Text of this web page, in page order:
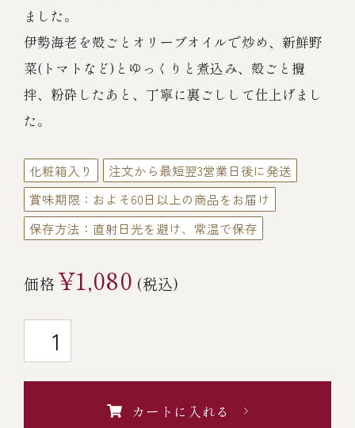
ギフト/贈り物
～￥2,999
￥3,000～￥4,999
￥5,000～￥9,999
￥10,000～￥14,999
￥15,000～￥19,999
ました。
伊勢海老を殻ごとオリーブオイルで炒め、新鮮野
菜(トマトなど)とゆっくりと煮込み、殻ごと攪
拌、粉砕したあと、丁寧に裏ごしして仕上げまし
た。
化粧箱入り
注文から最短翌3営業日後に発送
賞味期限：およそ60日以上の商品をお届け
保存方法：直射日光を避け、常温で保存
価格¥1,080 (税込)
カートに入れる